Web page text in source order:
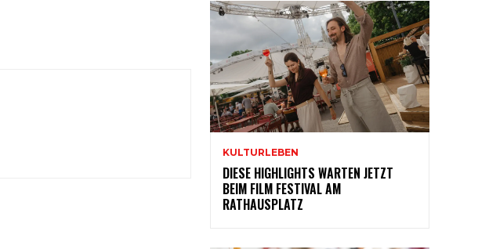
KULTURLEBEN
DIESE HIGHLIGHTS WARTEN JETZT
BEIM FILM FESTIVAL AM
RATHAUSPLATZ